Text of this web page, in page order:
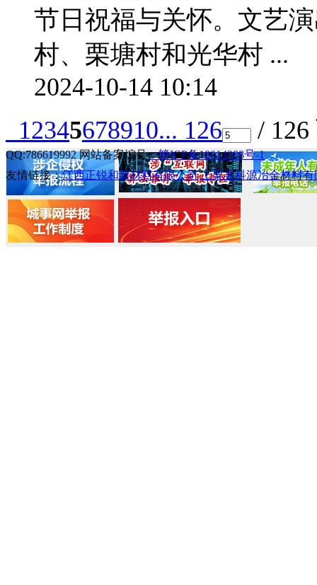
节日祝福与关怀。文艺
村、栗塘村和光华村 ...
2024-10-14 10:14
12345678910... 126 / 126
QQ:786619992 网站备案编号：赣ICP备18014388号-1
友情链接：江西正锐和新材料有限公司 上栗县科源冶金材料有